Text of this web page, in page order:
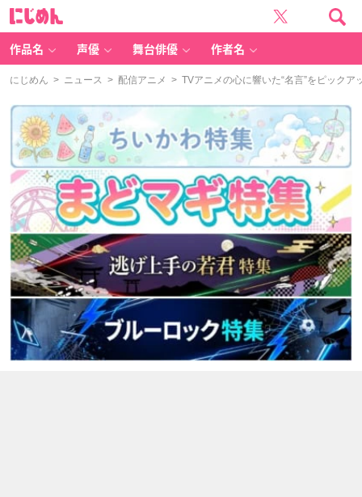
作品名 声優 舞台俳優 作者名
にじめん > ニュース > 配信アニメ > TVアニメの心に響いた“名言”をピック